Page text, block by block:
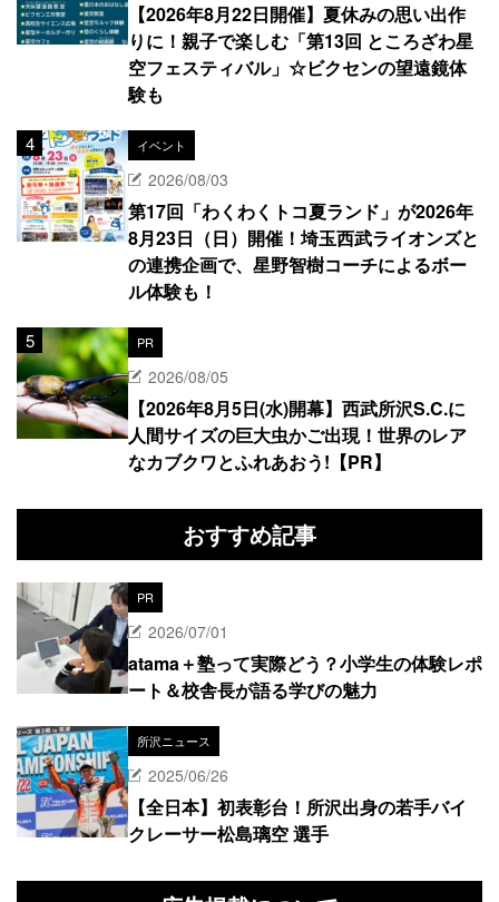
【2026年8月22日開催】夏休みの思い出作
りに！親子で楽しむ「第13回 ところざわ星
空フェスティバル」☆ビクセンの望遠鏡体
験も
イベント
2026/08/03
第17回「わくわくトコ夏ランド」が2026年
8月23日（日）開催！埼玉西武ライオンズと
の連携企画で、星野智樹コーチによるボー
ル体験も！
PR
2026/08/05
【2026年8月5日(水)開幕】西武所沢S.C.に
人間サイズの巨大虫かご出現！世界のレア
なカブクワとふれあおう!【PR】
おすすめ記事
PR
2026/07/01
atama＋塾って実際どう？小学生の体験レポ
ート＆校舎長が語る学びの魅力
所沢ニュース
2025/06/26
【全日本】初表彰台！所沢出身の若手バイ
クレーサー松島璃空 選手